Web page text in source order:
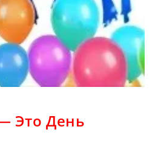
Это День